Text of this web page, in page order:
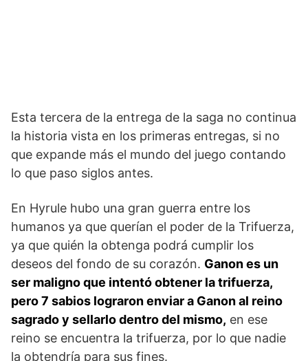
Esta tercera de la entrega de la saga no continua
la historia vista en los primeras entregas, si no
que expande más el mundo del juego contando
lo que paso siglos antes.
En Hyrule hubo una gran guerra entre los
humanos ya que querían el poder de la Trifuerza,
ya que quién la obtenga podrá cumplir los
deseos del fondo de su corazón. Ganon es un
ser maligno que intentó obtener la trifuerza,
pero 7 sabios lograron enviar a Ganon al reino
sagrado y sellarlo dentro del mismo, en ese
reino se encuentra la trifuerza, por lo que nadie
la obtendría para sus fines.